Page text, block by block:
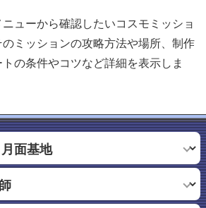
ニューから確認したいコスモミッショ
ミッションの攻略方法や場所、制作
の条件やコツなど詳細を表示しま